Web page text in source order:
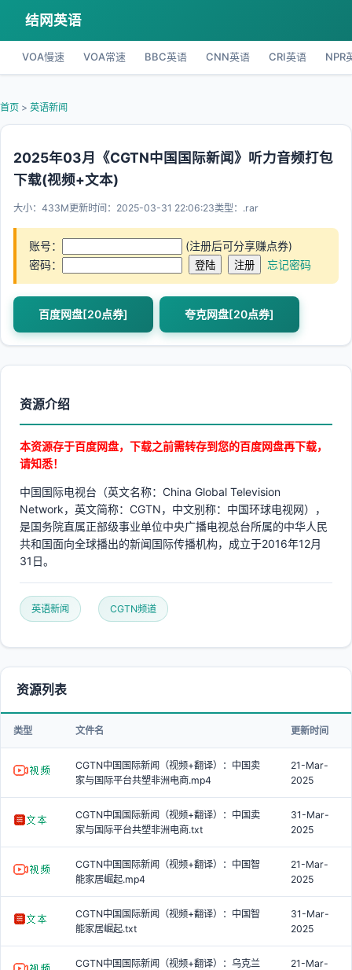
结网英语
VOA慢速 VOA常速 BBC英语 CNN英语 CRI英语 NPR
首页 > 英语新闻
2025年03月《CGTN中国国际新闻》听力音频打包
下载(视频+文本)
大小：433M更新时间：2025-03-31 22:06:23类型：.rar
账号：
(注册后可分享赚点券)
密码：
忘记密码
百度网盘[20点券] 夸克网盘[20点券]
资源介绍
本资源存于百度网盘，下载之前需转存到您的百度网盘再下载，
请知悉！
中国国际电视台（英文名称：China Global Television
Network，英文简称：CGTN，中文别称：中国环球电视网），
是国务院直属正部级事业单位中央广播电视总台所属的中华人民
共和国面向全球播出的新闻国际传播机构，成立于2016年12月
31日。
英语新闻 CGTN频道
资源列表
类型 文件名 更新时间
CGTN中国国际新闻（视频+翻译）：中国卖
家与国际平台共塑非洲电商.mp4
21-Mar-
2025
CGTN中国国际新闻（视频+翻译）：中国卖
家与国际平台共塑非洲电商.txt
31-Mar-
2025
CGTN中国国际新闻（视频+翻译）：中国智
能家居崛起.mp4
21-Mar-
2025
CGTN中国国际新闻（视频+翻译）：中国智
能家居崛起.txt
31-Mar-
2025
CGTN中国国际新闻（视频+翻译）：乌克兰
21-Mar-